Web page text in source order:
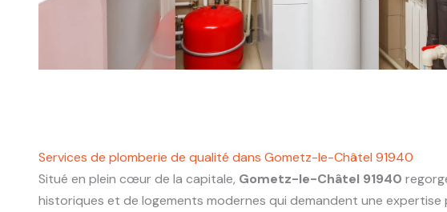
Services de plomberie de qualité dans Gometz-le-Châtel 91940
Situé en plein cœur de la capitale, Gometz-le-Châtel 91940
historiques et de logements modernes qui demandent une expertise